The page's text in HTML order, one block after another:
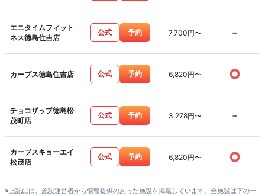
エニタイムフィット
ネス徳島住吉店
公式 予約 7,700円〜 -
カーブス徳島住吉店 公式 予約 6,820円〜 ○
チョコザップ徳島松
茂町店
公式 予約 3,278円〜 -
カーブスキョーエイ
松茂店
公式 予約 6,820円〜 ○
※上記には、施設運営者から情報提供のあった施設を掲載しています。全施設は下の一